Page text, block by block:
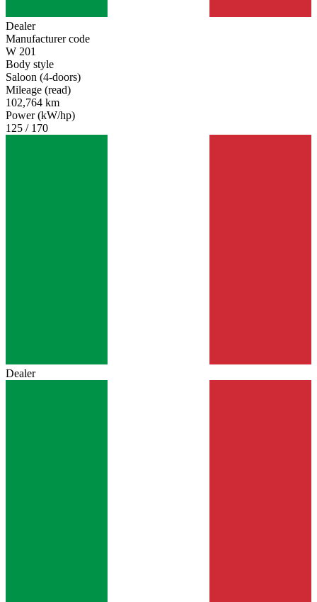
Dealer
Manufacturer code
W 201
Body style
Saloon (4-doors)
Mileage (read)
102,764 km
Power (kW/hp)
125 / 170
Dealer